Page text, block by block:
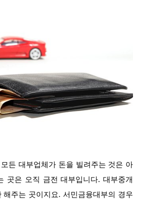
든 대부업체가 돈을 빌려주는 것은 아
곳은 오직 금전 대부입니다. 대부중개
해주는 곳이지요. 서민금융대부의 경우